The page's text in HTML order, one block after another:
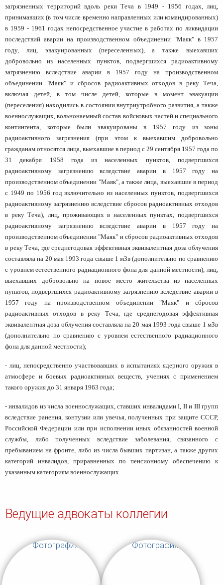
загрязненных территорий вдоль реки Теча в 1949 - 1956 годах, лиц,
принимавших (в том числе временно направленных или командированных)
в 1959 - 1961 годах непосредственное участие в работах по ликвидации
последствий аварии на производственном объединении "Маяк" в 1957
году, лиц, эвакуированных (переселенных), а также выехавших
добровольно из населенных пунктов, подвергшихся радиоактивному
загрязнению вследствие аварии в 1957 году на производственном
объединении "Маяк" и сбросов радиоактивных отходов в реку Теча,
включая детей, в том числе детей, которые в момент эвакуации
(переселения) находились в состоянии внутриутробного развития, а также
военнослужащих, вольнонаемный состав войсковых частей и специального
контингента, которые были эвакуированы в 1957 году из зоны
радиоактивного загрязнения (при этом к выехавшим добровольно
гражданам относятся лица, выехавшие в период с 29 сентября 1957 года по
31 декабря 1958 года из населенных пунктов, подвергшихся
радиоактивному загрязнению вследствие аварии в 1957 году на
производственном объединении "Маяк", а также лица, выехавшие в период
с 1949 по 1956 год включительно из населенных пунктов, подвергшихся
радиоактивному загрязнению вследствие сбросов радиоактивных отходов
в реку Теча), лиц, проживающих в населенных пунктах, подвергшихся
радиоактивному загрязнению вследствие аварии в 1957 году на
производственном объединении "Маяк" и сбросов радиоактивных отходов
в реку Теча, где среднегодовая эффективная эквивалентная доза облучения
составляла на 20 мая 1993 года свыше 1 мЗв (дополнительно по сравнению
с уровнем естественного радиационного фона для данной местности), лиц,
выехавших добровольно на новое место жительства из населенных
пунктов, подвергшихся радиоактивному загрязнению вследствие аварии в
1957 году на производственном объединении "Маяк" и сбросов
радиоактивных отходов в реку Теча, где среднегодовая эффективная
эквивалентная доза облучения составляла на 20 мая 1993 года свыше 1 мЗв
(дополнительно по сравнению с уровнем естественного радиационного
фона для данной местности);
- лиц, непосредственно участвовавших в испытаниях ядерного оружия в
атмосфере и боевых радиоактивных веществ, учениях с применением
такого оружия до 31 января 1963 года;
- инвалидов из числа военнослужащих, ставших инвалидами I, II и III групп
вследствие ранения, контузии или увечья, полученных при защите СССР,
Российской Федерации или при исполнении иных обязанностей военной
службы, либо полученных вследствие заболевания, связанного с
пребыванием на фронте, либо из числа бывших партизан, а также других
категорий инвалидов, приравненных по пенсионному обеспечению к
указанным категориям военнослужащих.
Ведущие адвокаты коллегии